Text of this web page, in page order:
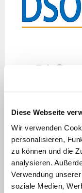
Diese Webseite
Wir verwenden
personalisieren,
zu können und die
analysieren.
Verwendung
soziale Medien,
Forschung
Die Düsseldorf
spezielles
für Integrierte